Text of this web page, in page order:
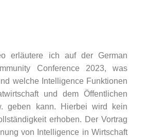
erläutere ich auf der German
Conference 2023, was
welche Intelligence Funktionen
und dem Öffentlichen
geben kann. Hierbei wird kein
erhoben. Der Vortrag
von Intelligence in Wirtschaft